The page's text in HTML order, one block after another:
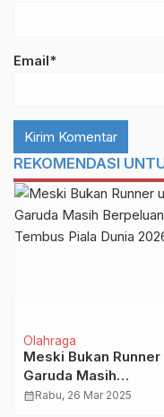
Email*
REKOMENDASI
Olahraga
Meski Bukan Runner
Garuda Masih
Berpeluang Tembus
calendar_monthRabu, 26 Mar 2025